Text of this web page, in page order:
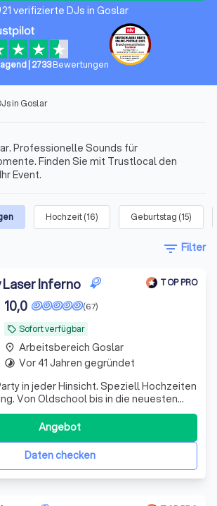
21 verifizierte DJs in Goslar
| 2733 Bewertungen
in Goslar
Professionelle Sounds für
Finden Sie mit Trustlocal den
Event.
Hochzeit(16) Geburtstag (15)
filter_list Filter
Laser Inferno TOP PRO
local_offer Sofort verfügbar
(67)
10,0
in jeder Hinsicht. Speziell Hochzeiten
Von Oldschool bis in die neuesten
dabei. Ob 18. Geburtstag oder
Perfekt auch für eure Firmenfeier. Seit
on the Road Mehrsprachig
Daten checken
Angebot
place Arbeitsbereich Goslar
timelapse Vor 41 Jahren gegründet